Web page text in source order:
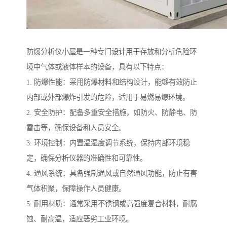
防爆分析仪小屋是一种专门设计用于存放和分析危险环
境中气体或液体样本的设备，具有以下特点：
1. 防爆性能：采用防爆材料和结构设计，能够有效防止
内部或外部爆炸引发的危险，适用于易燃易爆环境。
2. 安全防护：配备多重安全措施，如防火、防静电、防
雷击等，确保设备和人员安全。
3. 环境控制：内置温湿度调节系统，保持内部环境稳
定，确保分析仪器的准确性和可靠性。
4. 通风系统：具备强制通风或自然通风功能，防止有害
气体积聚，保障操作人员健康。
5. 耐用材质：通常采用不锈钢或高强度复合材料，耐腐
蚀、耐高温，适应恶劣工业环境。